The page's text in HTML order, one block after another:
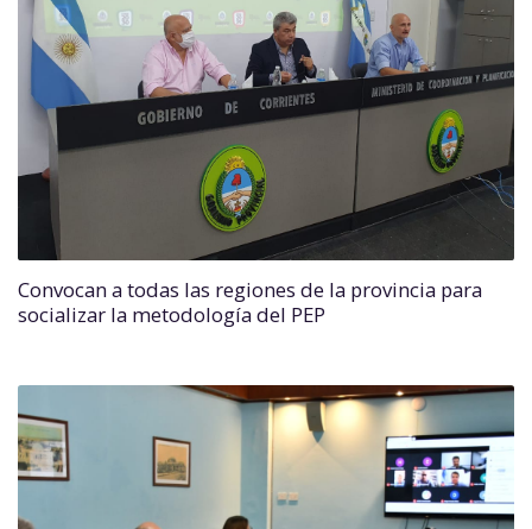
Convocan a todas las regiones de la provincia para
socializar la metodología del PEP